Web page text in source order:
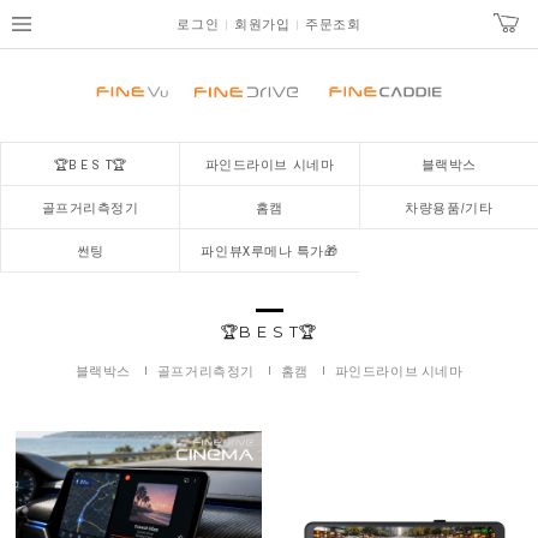
로그인 회원가입 주문조회
🏆B E S T🏆 파인드라이브 시네마 블랙박스
골프거리측정기 홈캠 차량용품/기타
썬팅 파인뷰X루메나 특가🎁
🏆B E S T🏆
블랙박스 골프거리측정기 홈캠 파인드라이브 시네마